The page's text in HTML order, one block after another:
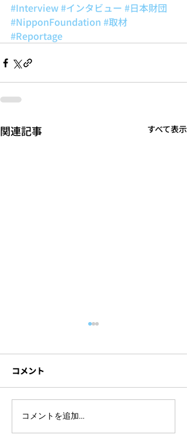
#Interview#インタビュー #日本財団
#NipponFoundation #取材
#Reportage
関連記事 すべて表示
ハイブリッド研修に必要
な機材とは？研修内容別
コメント
コメントを追加…